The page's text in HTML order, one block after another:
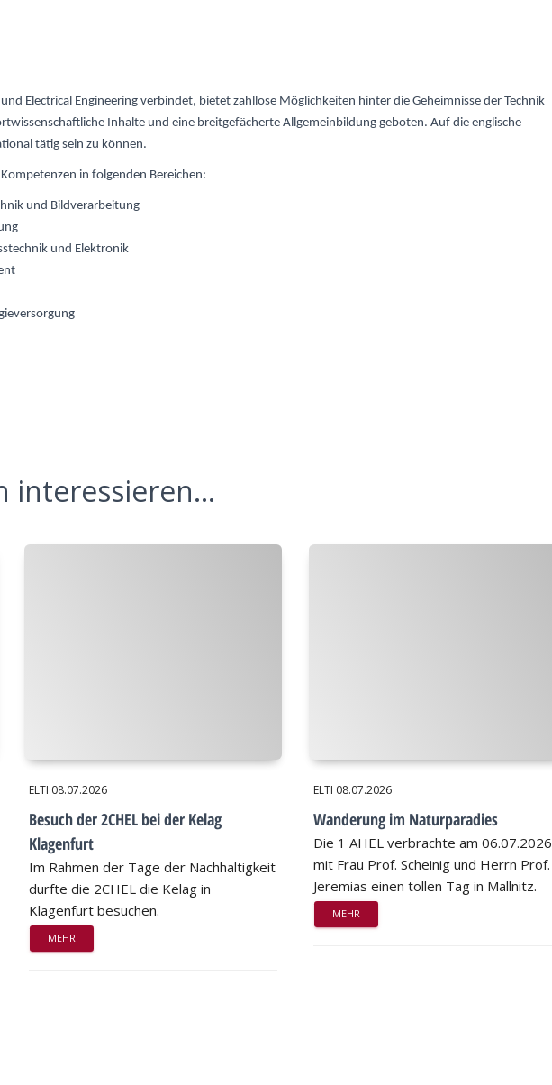
Electrical Engineering verbindet, bietet zahllose Möglichkeiten hinter die Geheimnisse der Technik
Inhalte und eine breitgefächerte Allgemeinbildung geboten. Auf die englische
tätig sein zu können.
in folgenden Bereichen:
und Bildverarbeitung
und Elektronik
interessieren...
ELTI 08.07.2026
Besuch der 2CHEL bei der Kelag
Klagenfurt
Im Rahmen der Tage der Nachhaltigkeit
durfte die 2CHEL die Kelag in
Klagenfurt besuchen.
MEHR
ELTI 08.07.2026
Wanderung im Naturparadies
Die 1 AHEL verbrachte am 06.07.2026
mit Frau Prof. Scheinig und Herrn Prof.
Jeremias einen tollen Tag in Mallnitz.
MEHR